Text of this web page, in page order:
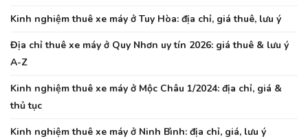
Kinh nghiệm thuê xe máy ở Tuy Hòa: địa chỉ, giá thuê, lưu ý
Địa chỉ thuê xe máy ở Quy Nhơn uy tín 2026: giá thuê & lưu ý
A-Z
Kinh nghiệm thuê xe máy ở Mộc Châu 1/2024: địa chỉ, giá &
thủ tục
Kinh nghiệm thuê xe máy ở Ninh Bình: địa chỉ, giá, lưu ý